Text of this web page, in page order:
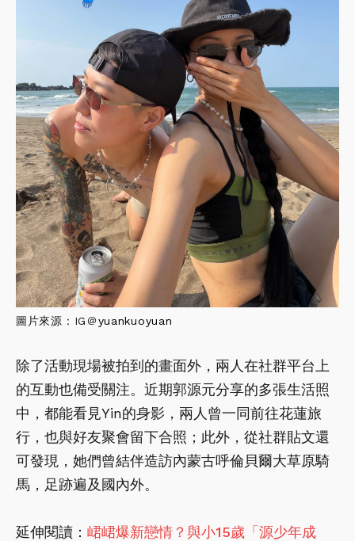
圖片來源：IG＠yuankuoyuan
除了活動現場被拍到的畫面外，兩人在社群平台上
的互動也備受關注。近期郭源元分享的多張生活照
中，都能看見Yin的身影，兩人曾一同前往花蓮旅
行，也與好友聚會留下合照；此外，從社群貼文還
可發現，她們曾結伴造訪內蒙古呼倫貝爾大草原騎
馬，足跡遍及國內外。
延伸閱讀： 峮峮爆新戀情？與小15歲「源少年成